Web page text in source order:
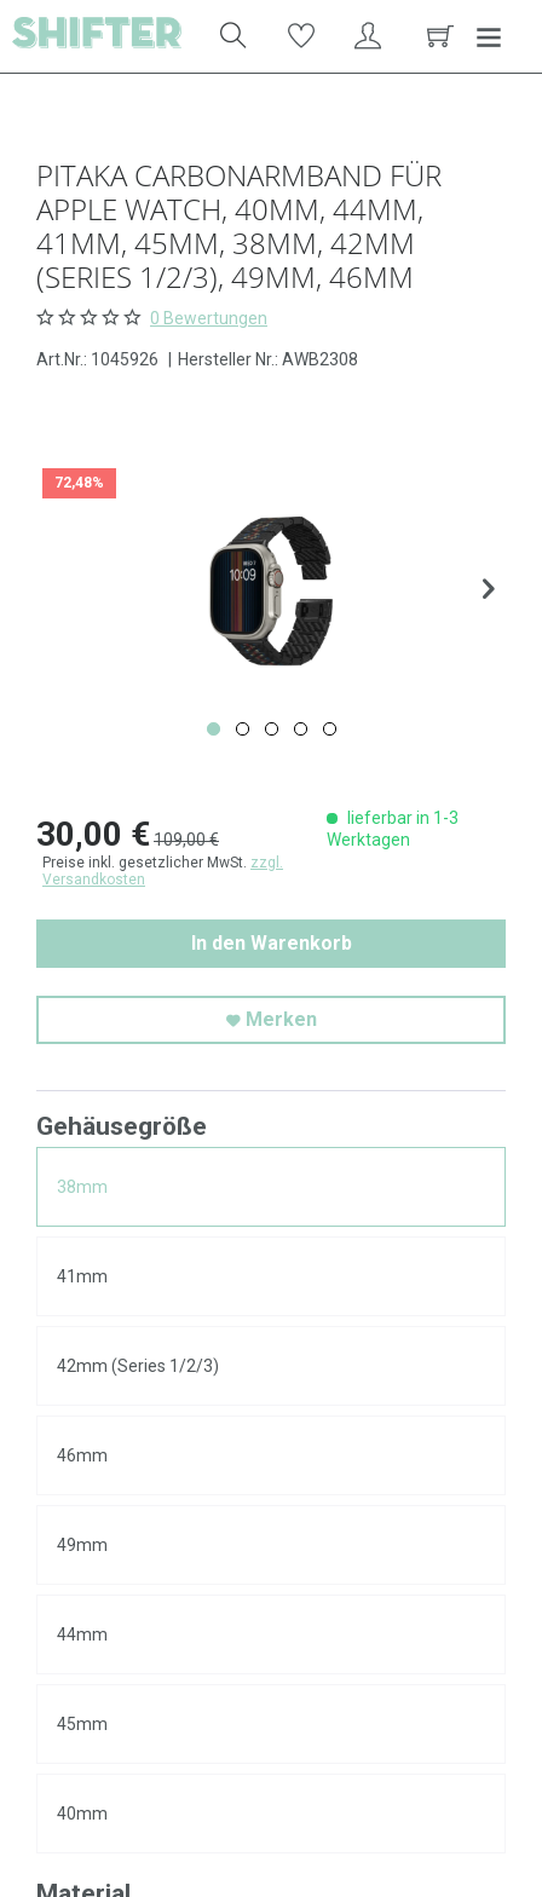
PITAKA CARBONARMBAND FÜR
APPLE WATCH, 40MM, 44MM,
41MM, 45MM, 38MM, 42MM
(SERIES 1/2/3), 49MM, 46MM
0 Bewertungen
Art.Nr.: 1045926 Hersteller Nr.: AWB2308
72,48%
30,00 €109,00 €
Preise inkl. gesetzlicher MwSt. zzgl.
Versandkosten
lieferbar in 1-3
Werktagen
In den Warenkorb
Merken
Gehäusegröße
38mm
41mm
42mm (Series 1/2/3)
46mm
49mm
44mm
45mm
40mm